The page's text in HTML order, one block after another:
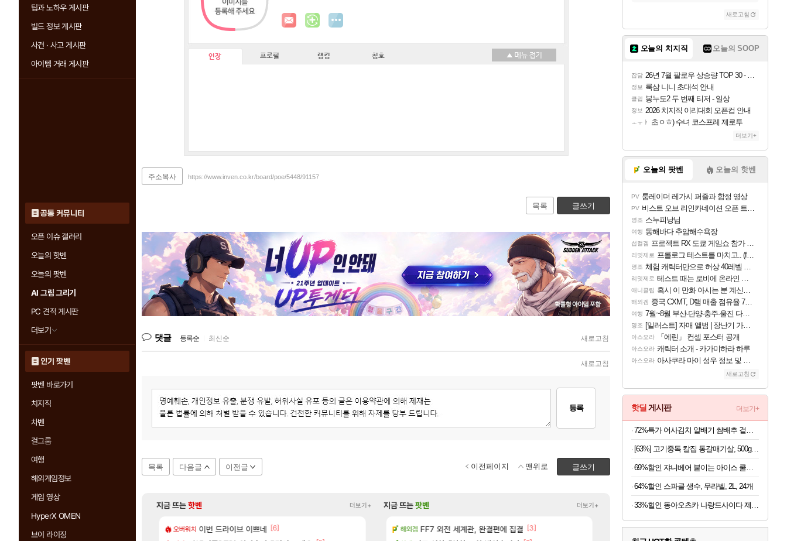
팁과 노하우 게시판
빌드 정보 게시판
사건 · 사고 게시판
아이템 거래 게시판
공통 커뮤니티
오픈 이슈 갤러리
오늘의 핫벤
오늘의 팟벤
AI 그림 그리기
PC 견적 게시판
더보기
인기 팟벤
팟벤 바로가기
치지직
차벤
걸그룹
여행
해외게임정보
게임 영상
HyperX OMEN
브이 라이징
인장 프로필 랭킹 칭호
주소복사 https://www.inven.co.kr/board/poe/5448/91157
목록 글쓰기
댓글 등록순 최신순 새로고침
새로고침
등록
목록 다음글 이전글 글쓰기
이전페이지 맨위로
지금 뜨는핫벤 더보기+
저격했습니다! 오버워치 이번 드라이브 이쁘네 [6]
메이플 빵 가격이 24500원 이라길래 결제 취소하고 나왔다 메이플 챌린저#77777 저격했습니다! [98]
지금 뜨는팟벤 더보기+
길찾기/지도 공략 (1 ~ 12장)
여행 7년만에 가족여행을 다녀왔습니다. 해외겜 FF7 외전 세계관, 완결편에 집결 [3]
비스트 챕터별 길찾기/지도 공략 (1 ~ 12장)
새로고침
오늘의 치지직 오늘의 SOOP
잡담 26년 7월 팔로우 상승량 TOP 30 - 월간 치지직
정보 룩삼 니니 초대석 안내
클립 봉누도2 두 번째 티저 - 일상
정보 2026 치지직 이리대회 오픈컵 안내
ㅗㅜㅑ 초ㅇㅎ) 수녀 코스프레 제로투
더보기+
오늘의 팟벤 오늘의 핫벤
PV 툼레이더 레가시 퍼즐과 함정 영상
PV 비스트 오브 리인카네이션 오픈 트레일러
명조 스누피냥님
여행 동해바다 추암해수욕장
섭컬겜 프로젝트 RX 도쿄 게임쇼 참가 결정
리밋제로 프롤로그 테스트를 마치고.. (feat. 리아)
명조 체험 캐릭터만으로 허상 40레벨 하이와티아 5분 컷!｜에이메스·린네·모니에 명함
리밋제로 테스트 때는 로비에 온라인 기능이 있는데
애니클립 혹시 이 만화 아시는 분 계신가요
해외겜 중국 CXMT, D램 매출 점유율 7%…글로벌 4위로 부상
여행 7월~8월 부산-단양-충주-울진 다녀왔어요~
명조 [일러스트] 자매 앨범 | 장난기 가득한 오후의 공원 (리메이크판)
아스오라 「에린」 컨셉 포스터 공개
아스오라 캐릭터 소개 - 카가미하라 하루
아스오라 아사쿠라 마이 성우 정보 및 주요 필모
새로고침
핫딜 게시판 더보기+
[63%] 고기중독 칼집 통갈매기살, 500g, 2팩
64%할인 스파클 생수, 무라벨, 2L, 24개
33%힐인 동아오츠카 나랑드사이다 제로, 오리지널, 345ml, 24개